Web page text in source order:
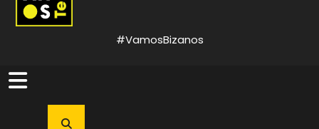
#VamosBizanos
Open
Button